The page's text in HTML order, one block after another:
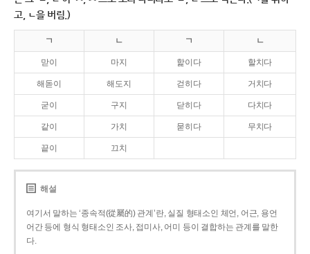
고, ㄴ을 버림.)
ㄱ ㄴ ㄱ ㄴ
맏이 마지 핥이다 할치다
해돋이 해도지 걷히다 거치다
굳이 구지 닫히다 다치다
같이 가치 묻히다 무치다
끝이 끄치
해설
여기서 말하는 ‘종속적(從屬的) 관계’란, 실질 형태소인 체언, 어근, 용언
어간 등에 형식 형태소인 조사, 접미사, 어미 등이 결합하는 관계를 말한
다.